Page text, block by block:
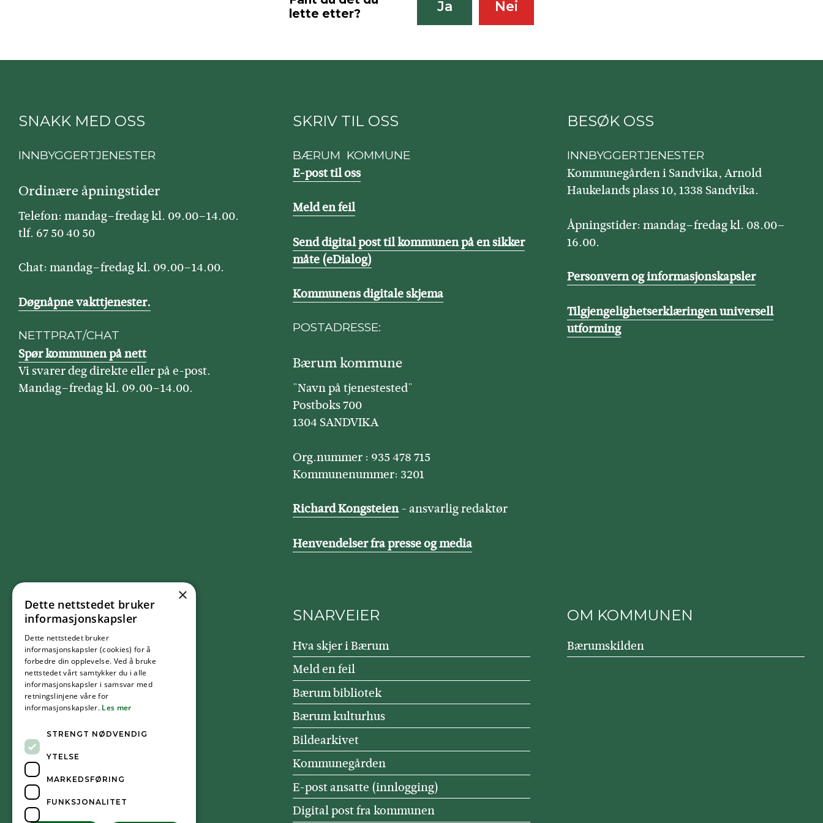
lette etter?
Ja Nei
SNAKK MED OSS
INNBYGGERTJENESTER
Ordinære åpningstider
Telefon: mandag–fredag kl. 09.00–14.00.
tlf. 67 50 40 50
Chat: mandag–fredag kl. 09.00–14.00.
Døgnåpne vakttjenester.
NETTPRAT/CHAT
Spør kommunen på nett
Vi svarer deg direkte eller på e-post.
Mandag–fredag kl. 09.00–14.00.
SKRIV TIL OSS
BÆRUM KOMMUNE
E-post til oss
Meld en feil
Send digital post til kommunen på en sikker
måte (eDialog)
Kommunens digitale skjema
POSTADRESSE:
Bærum kommune
"Navn på tjenestested"
Postboks 700
1304 SANDVIKA
Org.nummer : 935 478 715
Kommunenummer: 3201
Richard Kongsteien- ansvarlig redaktør
Henvendelser fra presse og media
BESØK OSS
INNBYGGERTJENESTER
Kommunegården i Sandvika, Arnold
Haukelands plass 10, 1338 Sandvika.
Åpningstider: mandag–fredag kl. 08.00–
16.00.
Personvern og informasjonskapsler
Tilgjengelighetserklæringen universell
utforming
FØLG OSS
Facebook
YouTube
SNARVEIER
Hva skjer i Bærum
Meld en feil
Bærum bibliotek
Bærum kulturhus
Bildearkivet
Kommunegården
E-post ansatte (innlogging)
Digital post fra kommunen
OM KOMMUNEN
Bærumskilden
×
Dette nettstedet bruker
informasjonskapsler
Dette nettstedet bruker
informasjonskapsler (cookies) for å
forbedre din opplevelse. Ved å bruke
nettstedet vårt samtykker du i alle
informasjonskapsler i samsvar med
retningslinjene våre for
informasjonskapsler. Les mer
STRENGT NØDVENDIG
YTELSE
MARKEDSFØRING
FUNKSJONALITET